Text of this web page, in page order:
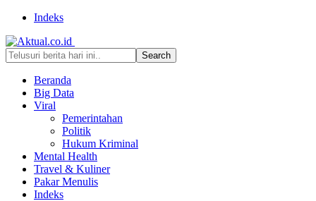
Indeks
Beranda
Big Data
Viral
Pemerintahan
Politik
Hukum Kriminal
Mental Health
Travel & Kuliner
Pakar Menulis
Indeks